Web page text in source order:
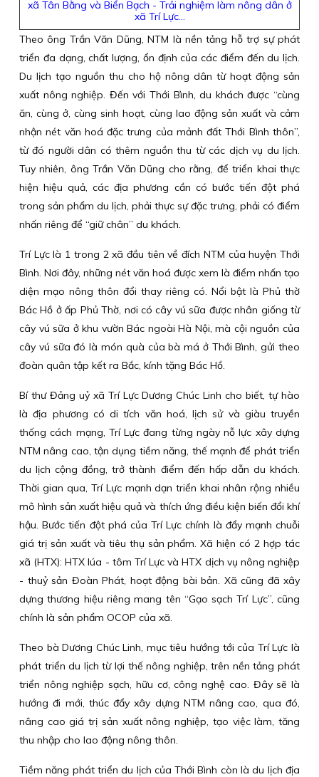
xã Tân Bằng và Biển Bạch - Trải nghiệm làm nông dân ở
xã Trí Lực…
Theo ông Trần Văn Dũng, NTM là nền tảng hỗ trợ sự phát
triển đa dạng, chất lượng, ổn định của các điểm đến du lịch.
Du lịch tạo nguồn thu cho hộ nông dân từ hoạt động sản
xuất nông nghiệp. Đến với Thới Bình, du khách được “cùng
ăn, cùng ở, cùng sinh hoạt, cùng lao động sản xuất và cảm
nhận nét văn hoá đặc trưng của mảnh đất Thới Bình thôn”,
từ đó người dân có thêm nguồn thu từ các dịch vụ du lịch.
Tuy nhiên, ông Trần Văn Dũng cho rằng, để triển khai thực
hiện hiệu quả, các địa phương cần có bước tiến đột phá
trong sản phẩm du lịch, phải thực sự đặc trưng, phải có điểm
nhấn riêng để “giữ chân” du khách.
Trí Lực là 1 trong 2 xã đầu tiên về đích NTM của huyện Thới
Bình. Nơi đây, những nét văn hoá được xem là điểm nhấn tạo
diện mạo nông thôn đổi thay riêng có. Nổi bật là Phủ thờ
Bác Hồ ở ấp Phủ Thờ, nơi có cây vú sữa được nhân giống từ
cây vú sữa ở khu vườn Bác ngoài Hà Nội, mà cội nguồn của
cây vú sữa đó là món quà của bà má ở Thới Bình, gửi theo
đoàn quân tập kết ra Bắc, kính tặng Bác Hồ.
Bí thư Đảng uỷ xã Trí Lực Dương Chúc Linh cho biết, tự hào
là địa phương có di tích văn hoá, lịch sử và giàu truyền
thống cách mạng, Trí Lực đang từng ngày nỗ lực xây dựng
NTM nâng cao, tận dụng tiềm năng, thế mạnh để phát triển
du lịch cộng đồng, trở thành điểm đến hấp dẫn du khách.
Thời gian qua, Trí Lực mạnh dạn triển khai nhân rộng nhiều
mô hình sản xuất hiệu quả và thích ứng điều kiện biến đổi khí
hậu. Bước tiến đột phá của Trí Lực chính là đẩy mạnh chuỗi
giá trị sản xuất và tiêu thụ sản phẩm. Xã hiện có 2 hợp tác
xã (HTX): HTX lúa - tôm Trí Lực và HTX dịch vụ nông nghiệp
- thuỷ sản Đoàn Phát, hoạt động bài bản. Xã cũng đã xây
dựng thương hiệu riêng mang tên “Gạo sạch Trí Lực”, cũng
chính là sản phẩm OCOP của xã.
Theo bà Dương Chúc Linh, mục tiêu hướng tới của Trí Lực là
phát triển du lịch từ lợi thế nông nghiệp, trên nền tảng phát
triển nông nghiệp sạch, hữu cơ, công nghệ cao. Đây sẽ là
hướng đi mới, thúc đẩy xây dựng NTM nâng cao, qua đó,
nâng cao giá trị sản xuất nông nghiệp, tạo việc làm, tăng
thu nhập cho lao động nông thôn.
Tiềm năng phát triển du lịch của Thới Bình còn là du lịch địa